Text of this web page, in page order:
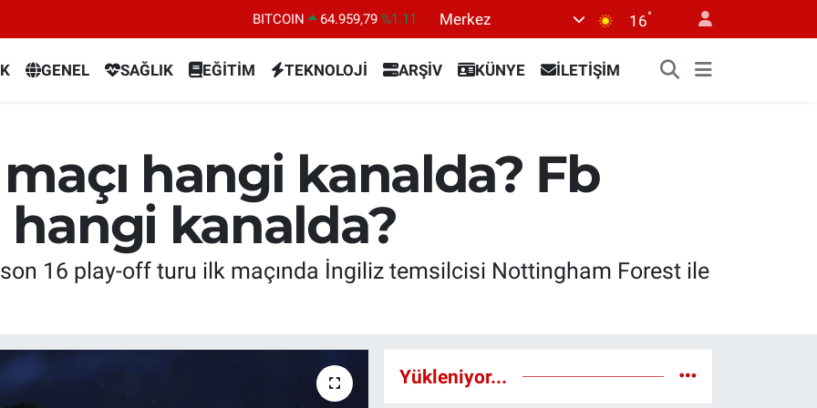
BITCOIN 64.959,79 %1.11
GRAM ALTIN
BİST100
13.779 %-14
Merkez 16°
GENEL SAĞLIK EĞİTİM TEKNOLOJİ ARŞİV KÜNYE İLETİŞİM
hangi kanalda? Fb
kanalda?
son 16 play-off turu ilk maçında İngiliz temsilcisi Nottingham Forest ile
Yükleniyor...